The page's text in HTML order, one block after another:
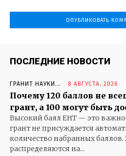
ПОСЛЕДНИЕ НОВОСТИ
ГРАНИТ НАУКИ... 8 АВГУСТА, 2026
Почему 120 баллов не
грант, а 100 могут быть
Высокий балл ЕНТ — это
грант не присуждается
количество набранных баллов.
распределяются на...